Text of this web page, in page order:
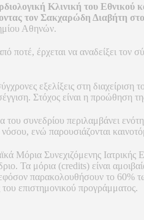
Κλινική του Εθνικού
τον Σακχαρώδη Διαβήτη
Αθηνών.
ποτέ, έρχεται να αναδείξει τον
εξελίξεις στη διαχείριση
Στόχος είναι η προώθηση
συνεδρίου περιλαμβάνει
ενώ παρουσιάζονται
Μόρια Συνεχιζόμενης
Τα μόρια (credits) είναι
παρακολουθήσουν το 60%
επιστημονικού προγράμματος.